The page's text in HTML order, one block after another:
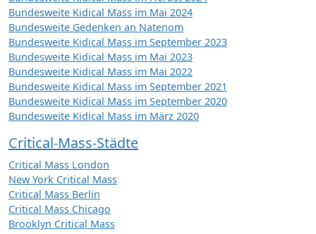
Bundesweite Kidical Mass im Mai 2024
Bundesweite Gedenken an Natenom
Bundesweite Kidical Mass im September 2023
Bundesweite Kidical Mass im Mai 2023
Bundesweite Kidical Mass im Mai 2022
Bundesweite Kidical Mass im September 2021
Bundesweite Kidical Mass im September 2020
Bundesweite Kidical Mass im März 2020
Critical-Mass-Städte
Critical Mass London
New York Critical Mass
Critical Mass Berlin
Critical Mass Chicago
Brooklyn Critical Mass